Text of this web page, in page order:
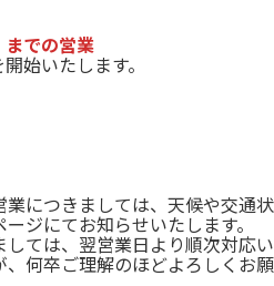
での営業
始いたします。
につきましては、天候や交通
ジにてお知らせいたします。
ては、翌営業日より順次対応い
何卒ご理解のほどよろしくお願